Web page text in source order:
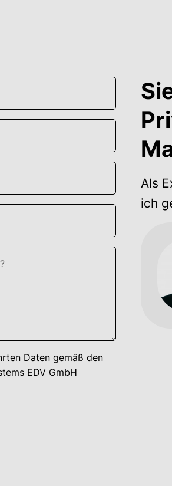
Daten gemäß den
EDV GmbH
Als
ich